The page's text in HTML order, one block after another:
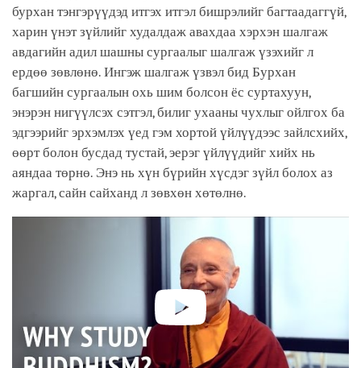
бурхан тэнгэрүүдэд итгэх итгэл бишрэлийг багтаадаггүй,
харин үнэт зүйлийг худалдаж авахдаа хэрхэн шалгаж
авдагийн адил шашны сургаалыг шалгаж үзэхийг л
ердөө зөвлөнө. Ингэж шалгаж үзвэл бид Бурхан
багшийн сургаалын охь шим болсон ёс суртахуун,
энэрэн нигүүлсэх сэтгэл, билиг ухааны чухлыг ойлгох ба
эдгээрийг эрхэмлэх үед гэм хортой үйлүүдээс зайлсхийх,
өөрт болон бусдад тустай, эерэг үйлүүдийг хийх нь
аяндаа төрнө. Энэ нь хүн бүрийн хүсдэг зүйл болох аз
жаргал, сайн сайханд л зөвхөн хөтөлнө.